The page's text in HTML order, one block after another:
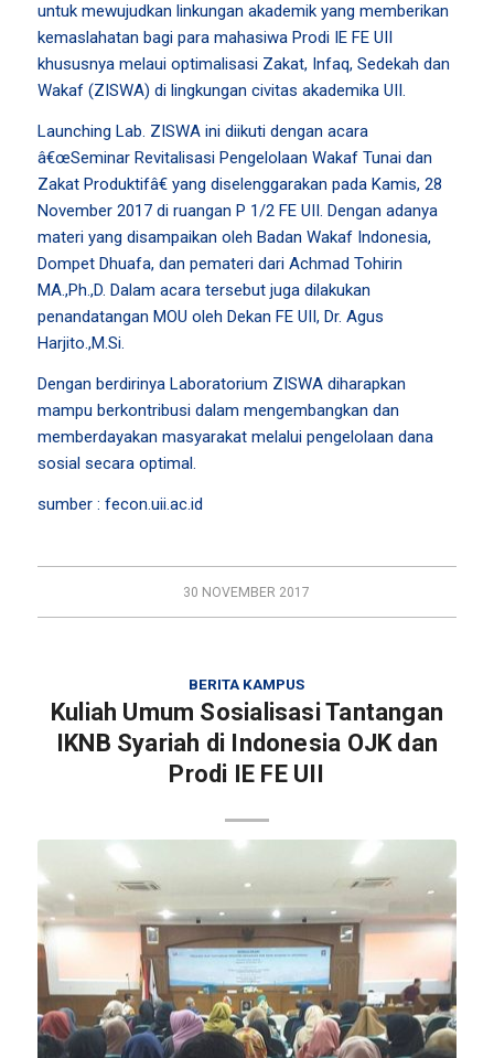
untuk mewujudkan linkungan akademik yang memberikan
kemaslahatan bagi para mahasiwa Prodi IE FE UII
khususnya melaui optimalisasi Zakat, Infaq, Sedekah dan
Wakaf (ZISWA) di lingkungan civitas akademika UII.
Launching Lab. ZISWA ini diikuti dengan acara
â€œSeminar Revitalisasi Pengelolaan Wakaf Tunai dan
Zakat Produktifâ€ yang diselenggarakan pada Kamis, 28
November 2017 di ruangan P 1/2 FE UII. Dengan adanya
materi yang disampaikan oleh Badan Wakaf Indonesia,
Dompet Dhuafa, dan pemateri dari Achmad Tohirin
MA.,Ph.,D. Dalam acara tersebut juga dilakukan
penandatangan MOU oleh Dekan FE UII, Dr. Agus
Harjito.,M.Si.
Dengan berdirinya Laboratorium ZISWA diharapkan
mampu berkontribusi dalam mengembangkan dan
memberdayakan masyarakat melalui pengelolaan dana
sosial secara optimal.
sumber : fecon.uii.ac.id
30 NOVEMBER 2017
BERITA KAMPUS
Kuliah Umum Sosialisasi Tantangan
IKNB Syariah di Indonesia OJK dan
Prodi IE FE UII